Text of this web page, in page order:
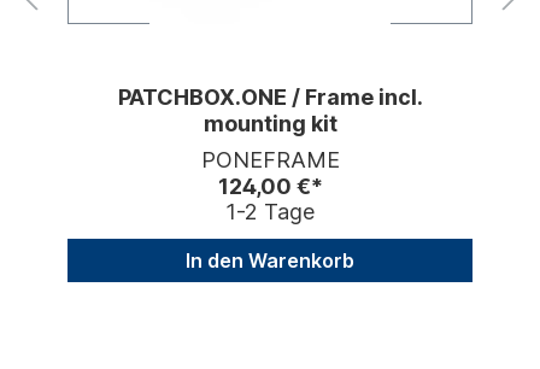
PATCHBOX.ONE / Frame incl.
mounting kit
PONEFRAME
124,00 €*
1-2 Tage
In den Warenkorb